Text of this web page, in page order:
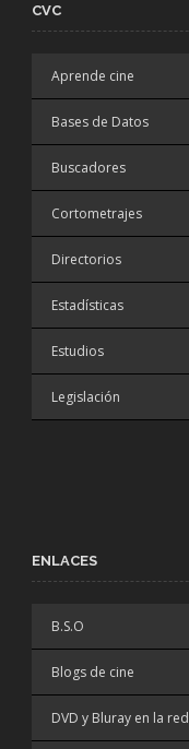
CVC
Aprende cine
Bases de Datos
Buscadores
Cortometrajes
Directorios
Estadísticas
Estudios
Legislación
ENLACES
B.S.O
Blogs de cine
DVD y Bluray en la red